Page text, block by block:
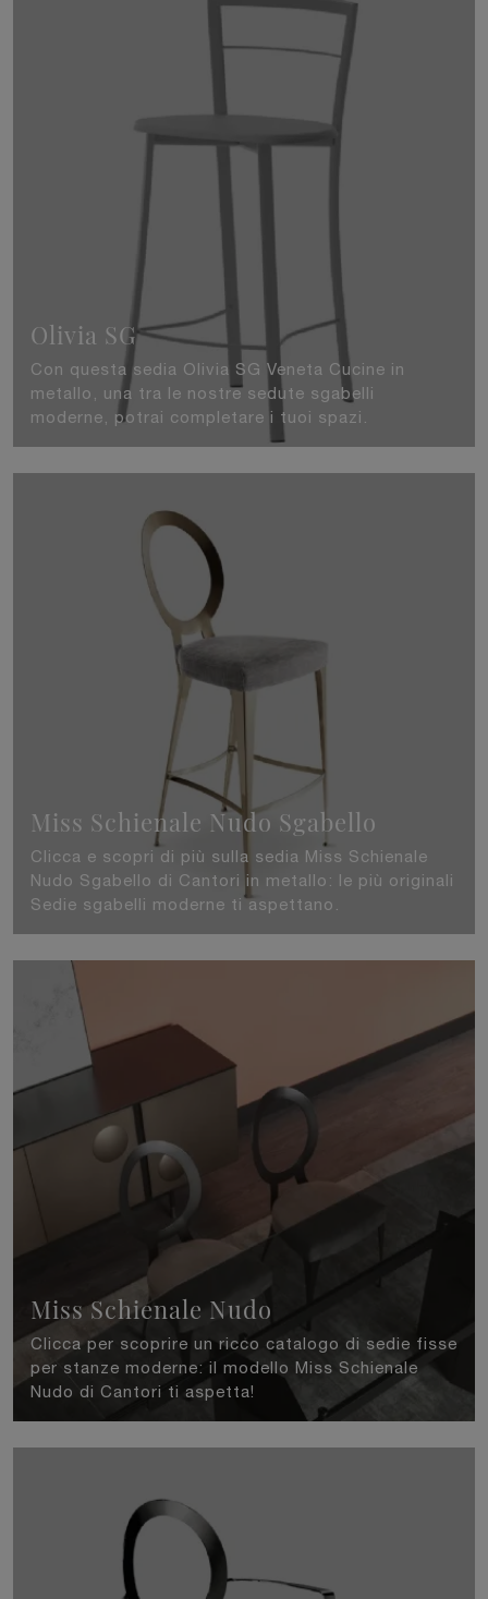
Olivia SG
Con questa sedia Olivia SG Veneta Cucine in
metallo, una tra le nostre sedute sgabelli
moderne, potrai completare i tuoi spazi.
Miss Schienale Nudo Sgabello
Clicca e scopri di più sulla sedia Miss Schienale
Nudo Sgabello di Cantori in metallo: le più originali
Sedie sgabelli moderne ti aspettano.
Miss Schienale Nudo
Clicca per scoprire un ricco catalogo di sedie fisse
per stanze moderne: il modello Miss Schienale
Nudo di Cantori ti aspetta!